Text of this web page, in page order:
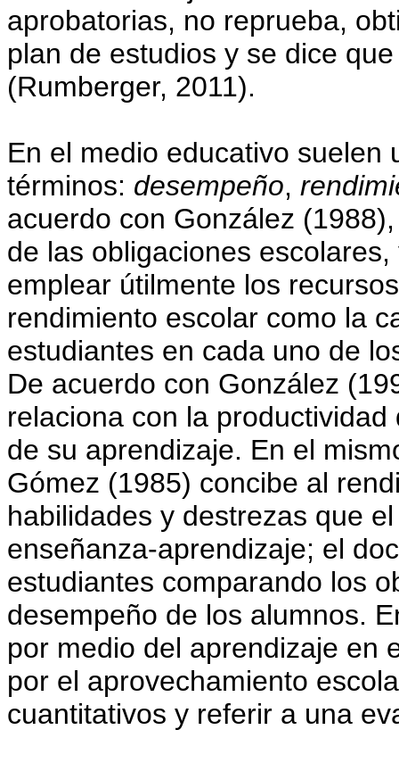
aprobatorias, no reprueba,
plan de estudios y se dice
(Rumberger, 2011).
En el medio educativo suelen
términos: desempeño,
acuerdo con González
de las obligaciones
emplear útilmente los
rendimiento escolar como la
estudiantes en cada uno de
De acuerdo con González
relaciona con la
de su aprendizaje. En el
Gómez (1985) concibe al
habilidades y destrezas que
enseñanza-aprendizaje; el
estudiantes comparando los
desempeño de los alumnos.
por medio del aprendizaje en
por el aprovechamiento
cuantitativos y referir a una